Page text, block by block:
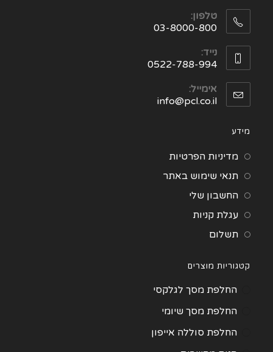
טלפון:
03-8000-800
נייד:
0522-788-994
אימייל:
info@pcl.co.il
מידע
מדיניות הפרטיות
תנאי שימוש באתר
החשבון שלי
עגלת קניות
תשלום
קטגוריות מוצרים
החלפת מסך לגלקסי
החלפת מסך שיומי
החלפת סוללה אייפון